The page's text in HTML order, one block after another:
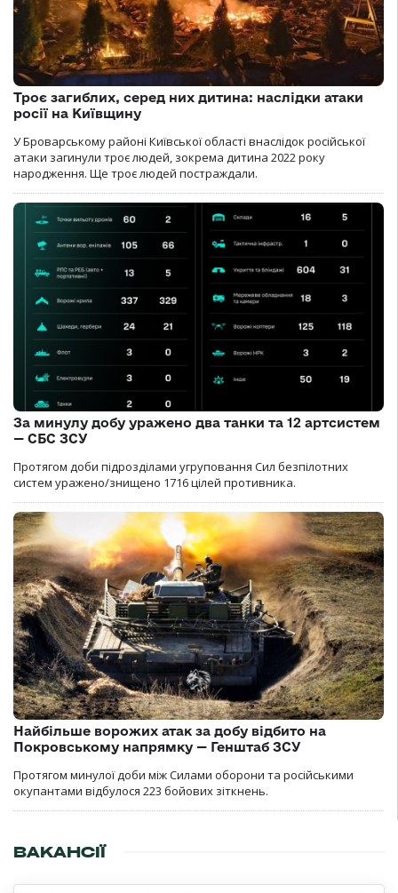
Троє загиблих, серед них дитина: наслідки атаки
росії на Київщину
У Броварському районі Київської області внаслідок російської
атаки загинули троє людей, зокрема дитина 2022 року
народження. Ще троє людей постраждали.
За минулу добу уражено два танки та 12 артсистем
— СБС ЗСУ
Протягом доби підрозділами угруповання Сил безпілотних
систем уражено/знищено 1716 цілей противника.
Найбільше ворожих атак за добу відбито на
Покровському напрямку — Генштаб ЗСУ
Протягом минулої доби між Силами оборони та російськими
окупантами відбулося 223 бойових зіткнень.
ВАКАНСІЇ